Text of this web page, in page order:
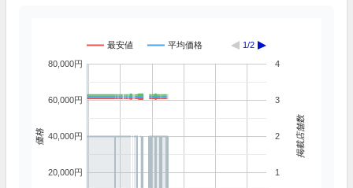
最安値 平均価格 1/2
20,000円
40,000円
60,000円
80,000円
1
2
3
4
価格 掲載店舗数